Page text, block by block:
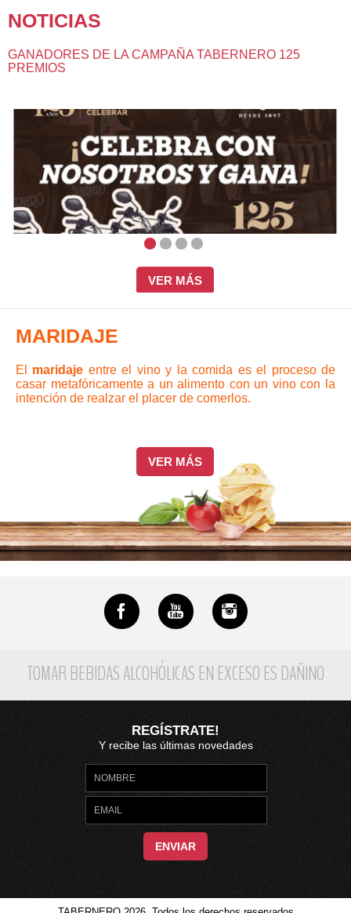
NOTICIAS
GANADORES DE LA CAMPAÑA TABERNERO 125
PREMIOS
VER MÁS
MARIDAJE
El maridaje entre el vino y la comida es el proceso de
casar metafóricamente a un alimento con un vino con la
intención de realzar el placer de comerlos.
VER MÁS
TOMAR BEBIDAS ALCOHÓLICAS EN EXCESO ES DAÑINO
REGÍSTRATE!
Y recibe las últimas novedades
ENVIAR